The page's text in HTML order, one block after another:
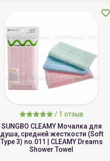
/ 1 отзыв
SUNGBO CLEAMY Мочалка для
душа, средней жесткости (Soft
Type 3) no.011 | CLEAMY Dreams
Shower Towel